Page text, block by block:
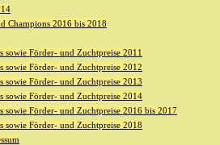
Champions 2016 bis 2018
sowie Förder- und Zuchtpreise 2011
sowie Förder- und Zuchtpreise 2012
sowie Förder- und Zuchtpreise 2013
sowie Förder- und Zuchtpreise 2014
sowie Förder- und Zuchtpreise 2016 bis 2017
sowie Förder- und Zuchtpreise 2018